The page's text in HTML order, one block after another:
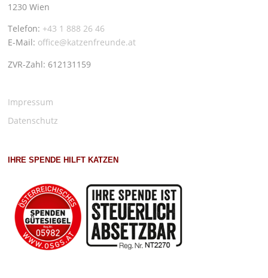
1230 Wien
Telefon: +43 1 888 26 46
E-Mail: office@katzenfreunde.at
ZVR-Zahl: 612131159
Impressum
Datenschutz
IHRE SPENDE HILFT KATZEN